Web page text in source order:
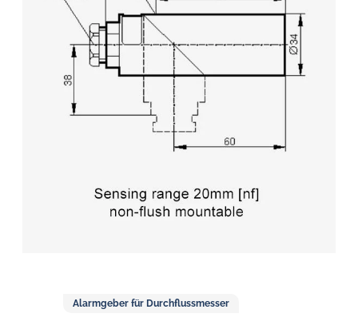
Herausforderungen.
Alarmgeber für Durchflussmesser